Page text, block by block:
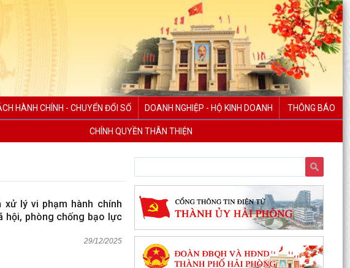
HÀNH CHÍNH - CHUYỂN ĐỔI SỐ DOANH NGHIỆP - HỘ KINH DOANH THÔNG BÁO
CHÍNH QUYỀN THÂN THIỆN
xử lý vi phạm hành chính
hội, phòng chống bạo lực
29/12/2025